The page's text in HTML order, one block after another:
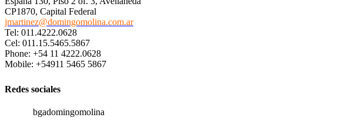
CP1870, Capital Federal
jmartinez@domingomolina.com.ar
Tel: 011.4222.0628
Cel: 011.15.5465.5867
Phone: +54 11 4222.0628
Mobile: +54911 5465 5867
Redes sociales
bgadomingomolina